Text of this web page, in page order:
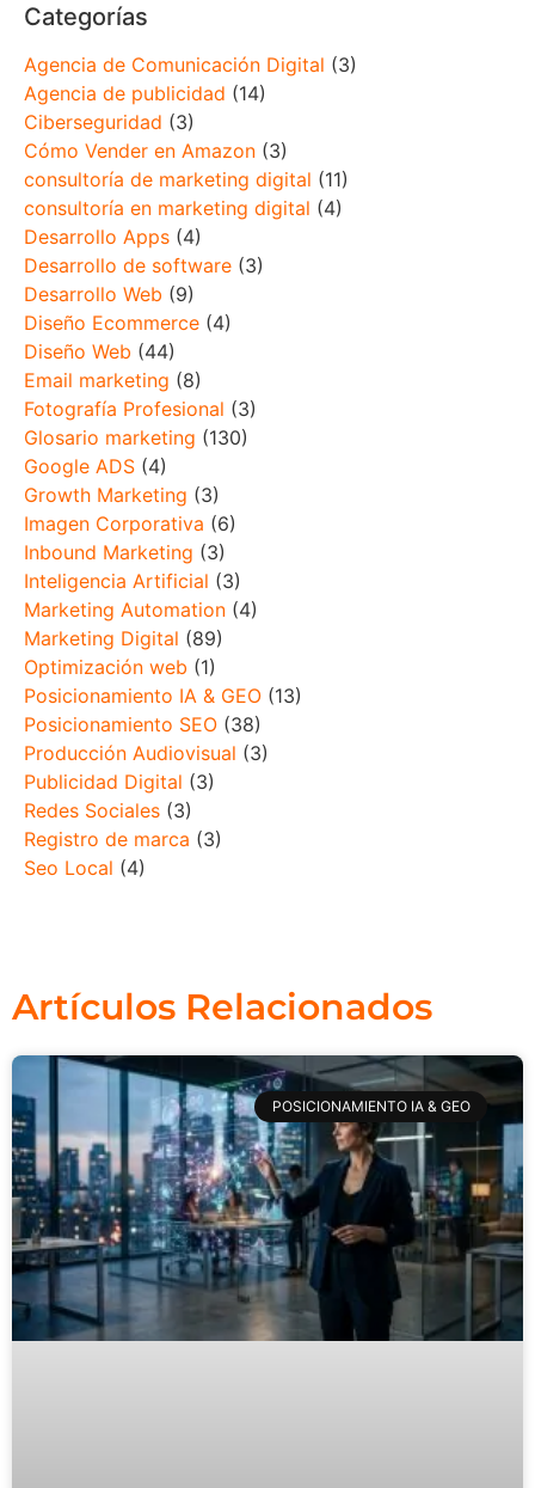
Categorías
Agencia de Comunicación Digital (3)
Agencia de publicidad (14)
Ciberseguridad (3)
Cómo Vender en Amazon (3)
consultoría de marketing digital (11)
consultoría en marketing digital (4)
Desarrollo Apps (4)
Desarrollo de software (3)
Desarrollo Web (9)
Diseño Ecommerce (4)
Diseño Web (44)
Email marketing (8)
Fotografía Profesional (3)
Glosario marketing (130)
Google ADS (4)
Growth Marketing (3)
Imagen Corporativa (6)
Inbound Marketing (3)
Inteligencia Artificial (3)
Marketing Automation (4)
Marketing Digital (89)
Optimización web (1)
Posicionamiento IA & GEO (13)
Posicionamiento SEO (38)
Producción Audiovisual (3)
Publicidad Digital (3)
Redes Sociales (3)
Registro de marca (3)
Seo Local (4)
Artículos Relacionados
POSICIONAMIENTO IA & GEO